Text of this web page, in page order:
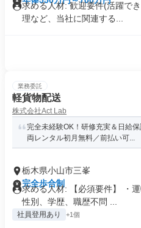
求める人材: 歓迎要件(活躍で
理など、当社に関連する...
業務委託
軽貨物配送
株式会社Act Lab
完全未経験OK！研修充実＆日給
両レンタル初月無料／前払い可...
栃木県小山市三峯
完全歩合制
求める人材: 【必須要件】 ・
性別、学歴、職歴不問 ...
社員登用あり +1個